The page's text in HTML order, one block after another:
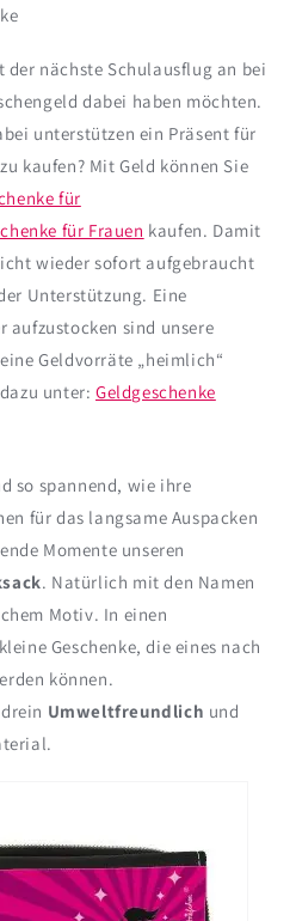
der nächste Schulausflug an bei
dabei haben möchten.
unterstützen ein Präsent für
kaufen? Mit Geld können Sie
für
für Frauen kaufen. Damit
wieder sofort aufgebraucht
Unterstützung. Eine
aufzustocken sind unsere
Geldvorräte „heimlich“
unter: Geldgeschenke
so spannend, wie ihre
für das langsame Auspacken
Momente unseren
. Natürlich mit den Namen
Motiv. In einen
Geschenke, die eines nach
können.
Umweltfreundlich und